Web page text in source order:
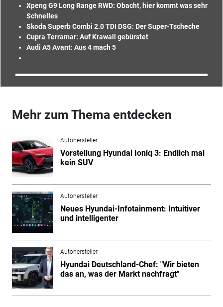
Xpeng G9 Long Range RWD: Obacht, hier kommt was sehr
Schnelles
Skoda Superb Combi 2.0 TDI DSG: Der Super-Tscheche
Cupra Terramar: Auf Krawall gebürstet
Audi A5 Avant: Aus 4 mach 5
Mehr zum Thema entdecken
Autohersteller
Vorstellung Hyundai Ioniq 3: Endlich mal
kein SUV
Autohersteller
Neues Hyundai-Infotainment: Intuitiver
und intelligenter
Autohersteller
Hyundai Deutschland-Chef: "Wir bieten
das an, was der Markt nachfragt"